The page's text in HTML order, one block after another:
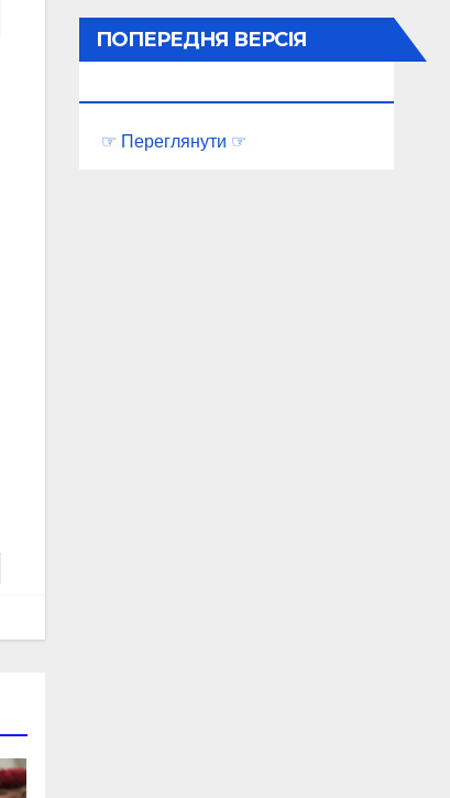
ПОПЕРЕДНЯ ВЕРСІЯ
☞ Переглянути ☞